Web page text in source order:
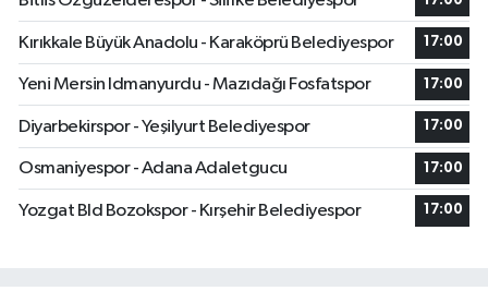
Kırıkkale Büyük Anadolu - Karaköprü Belediyespor 17:00
Yeni Mersin Idmanyurdu - Mazıdağı Fosfatspor 17:00
Diyarbekirspor - Yeşilyurt Belediyespor 17:00
Osmaniyespor - Adana Adaletgucu 17:00
Yozgat Bld Bozokspor - Kırşehir Belediyespor 17:00